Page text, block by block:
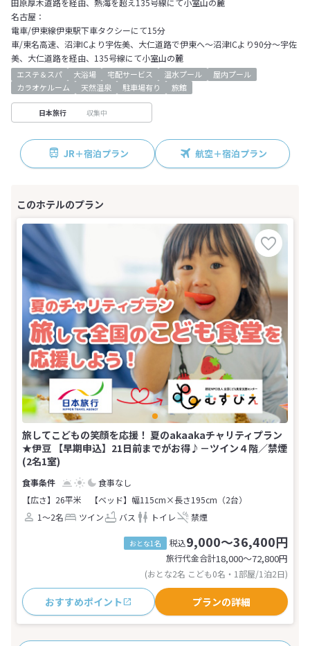
田原厚木道路を経由、熱海を超え135号線にて小室山の麓
名古屋：
電車/伊東線伊東駅下車タクシーにて15分
車/東名高速、沼津ICより宇佐美、大仁道路で伊東へ～沼津ICより90分～宇佐
美、大仁道路を経由、135号線にて小室山の麓
エステ＆スパ 大浴場 宅配サービス 温水プール
屋内プール
カラオケルーム
天然温泉 駐車場有り 旅館
日本旅行 収集中
JR＋宿泊プラン 航空＋宿泊プラン
旅してこどもの笑顔を応援！ 夏のakaakaチャリティプラン
★伊豆 【早期申込】21日前までがお得♪－ツイン４階／禁煙
(2名1室)
食事なし
【広さ】26平米
【ベッド】幅115cm×長さ195cm（2台）
1～2名
ツイン バス トイレ 禁煙
おとな1名 税込9,000～36,400円
旅行代金合計18,000〜72,800円
(おとな2名 こども0名・1部屋/1泊2日)
おすすめポイント プランの詳細